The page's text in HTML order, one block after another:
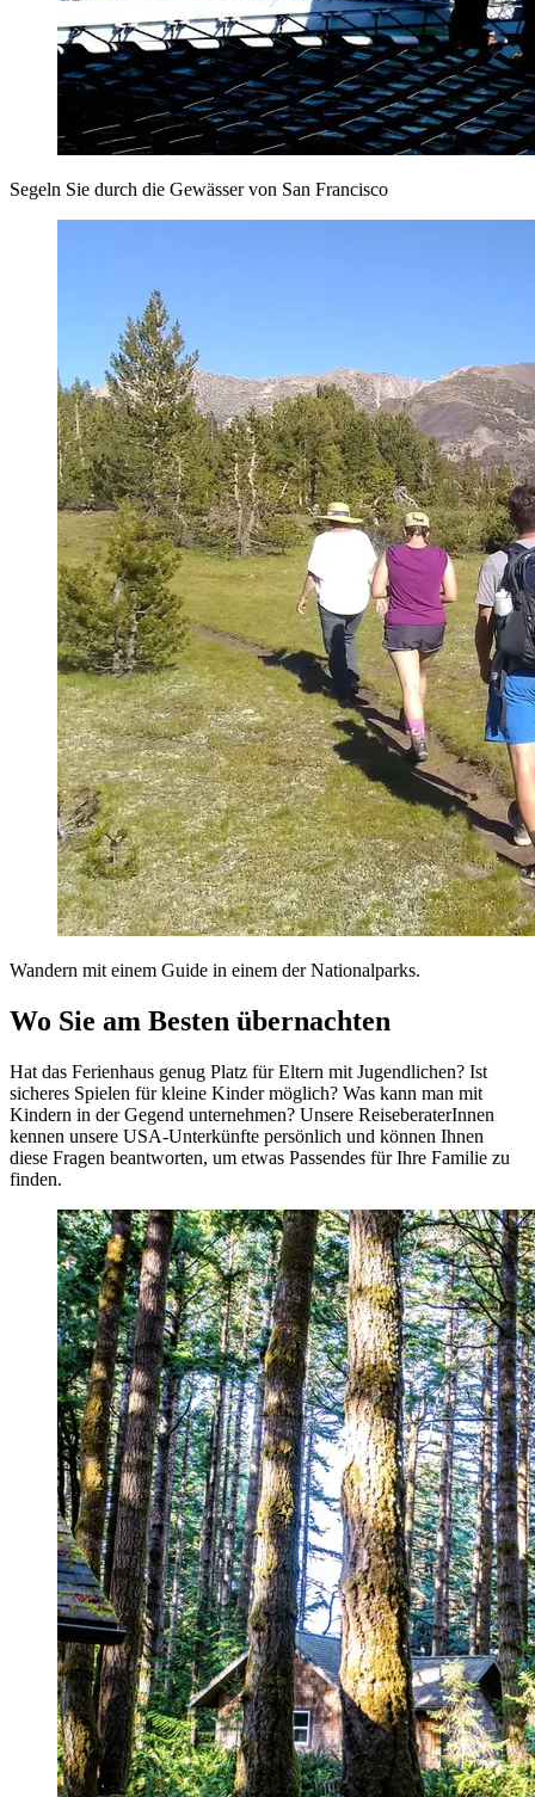
Segeln Sie durch die Gewässer von San Francisco
Wandern mit einem Guide in einem der Nationalparks.
Wo Sie am Besten übernachten
Hat das Ferienhaus genug Platz für Eltern mit Jugendlichen? Ist
sicheres Spielen für kleine Kinder möglich? Was kann man mit
Kindern in der Gegend unternehmen? Unsere ReiseberaterInnen
kennen unsere USA-Unterkünfte persönlich und können Ihnen
diese Fragen beantworten, um etwas Passendes für Ihre Familie zu
finden.